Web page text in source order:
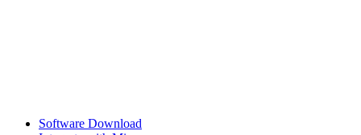
Software Download